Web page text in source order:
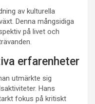
av kulturella
Denna mångsidiga
på livet och
erfarenheter
utmärkte sig
Hans
fokus på kritiskt